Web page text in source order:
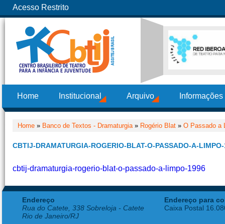
Acesso Restrito
Home Institucional Arquivo
Home » Banco de Textos - Dramaturgia» Rogério Blat » O Passado a
CBTIJ-DRAMATURGIA-ROGERIO-BLAT-O-PASSADO-A-
cbtij-dramaturgia-rogerio-blat-o-passado-a-limpo-1996
Endereço
Rua do Catete, 338 Sobreloja - Catete
Rio de Janeiro/RJ
Endereço para
Caixa Postal